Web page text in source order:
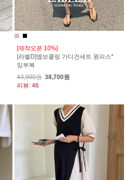
[제작오픈 10%]
[라벨D]엠보쿨링 가디건세트 원피스*
임부복
43,900원 38,700원
리뷰: 46